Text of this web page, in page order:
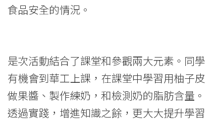
食品安全的情況。
是次活動結合了課堂和參觀兩大元素。同學
有機會到華工上課，在課堂中學習用柚子皮
做果醬、製作練奶，和檢測奶的脂肪含量。
透過實踐，增進知識之餘，更大大提升學習